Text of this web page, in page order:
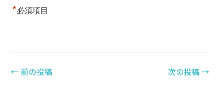
*必須項目
←前の投稿 次の投稿→